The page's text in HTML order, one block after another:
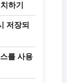
하기
저장되
를 사용